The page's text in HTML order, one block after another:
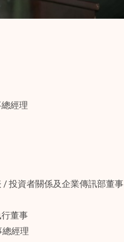
經理
投資者關係及企業傳訊部董事
董事
經理